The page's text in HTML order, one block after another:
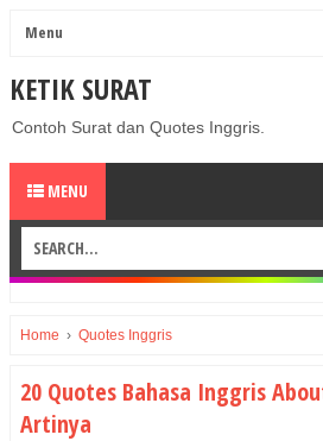
KETIK SURAT
Contoh Surat dan Quotes Inggris.
MENU
Home › Quotes Inggris
20 Quotes Bahasa Inggris
Artinya